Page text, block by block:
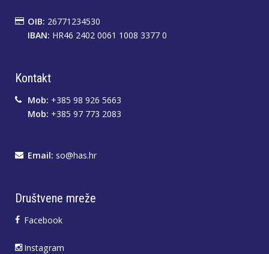
OIB: 26771234530
IBAN: HR46 2402 0061 1008 3377 0
Kontakt
Mob: +385 98 926 5663
Mob: +385 97 773 2083
Email: so@has.hr
Društvene mreže
Facebook
Instagram